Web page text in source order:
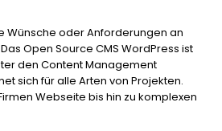
Wünsche oder Anforderungen an
Open Source CMS WordPress ist
den Content Management
sich für alle Arten von Projekten.
Webseite bis hin zu komplexen